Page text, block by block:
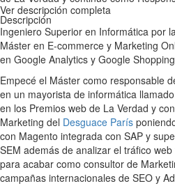
Ver descripción completa
Descripción
Ingeniero Superior en Informática por
Máster en E-commerce y Marketing
en Google Analytics y Google
Empecé el Máster como responsable
en un mayorista de informática
en los Premios web de La Verdad y
Marketing del Desguace París
con Magento integrada con SAP y
SEM además de analizar el tráfico
para acabar como consultor de
campañas internacionales de SEO y